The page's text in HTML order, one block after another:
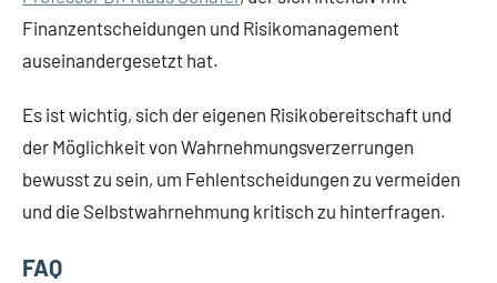
Finanzentscheidungen und Risikomanagement
auseinandergesetzt hat.
Es ist wichtig, sich der eigenen Risikobereitschaft und
der Möglichkeit von Wahrnehmungsverzerrungen
bewusst zu sein, um Fehlentscheidungen zu vermeiden
und die Selbstwahrnehmung kritisch zu hinterfragen.
FAQ